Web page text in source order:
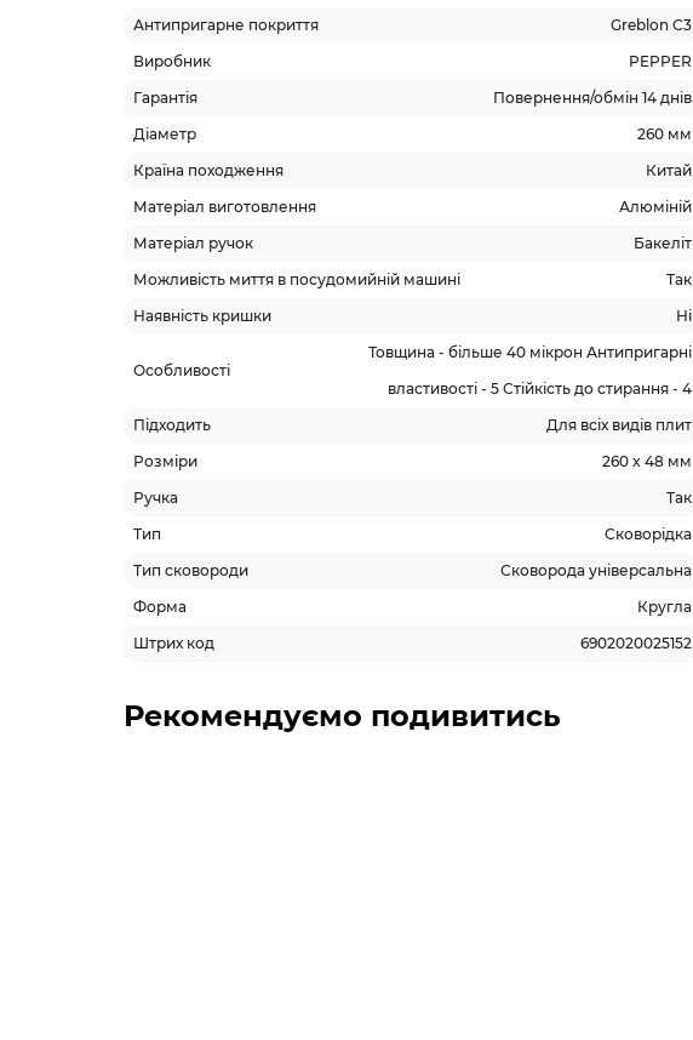
Антипригарне покриття
Greblon С3
Виробник
PEPPER
Гарантія
Повернення/обмін 14 днів
Діаметр
260 мм
Країна походження
Китай
Матеріал виготовлення
Алюміній
Матеріал ручок
Бакеліт
Можливість миття в посудомийній машині
Так
Наявність кришки
Ні
Особливості
Товщина - більше 40 мікрон Антипригарні
властивості - 5 Стійкість до стирання - 4
Підходить
Для всіх видів плит
Розміри
260 x 48 мм
Ручка
Так
Тип
Сковорідка
Тип сковороди
Сковорода універсальна
Форма
Кругла
Штрих код
6902020025152
Рекомендуємо подивитись